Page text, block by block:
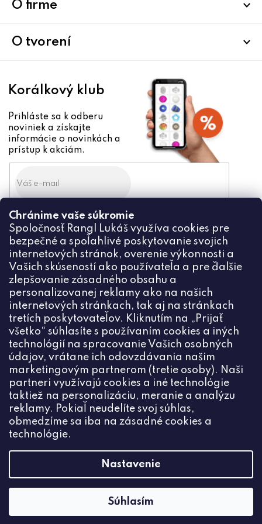
Chránime vaše súkromie
Spoločnosť Rangl Lukáš využíva cookies pre
bezpečné a spoľahlivé poskytovanie svojich
internetových stránok, overenie výkonnosti a
Vašich skúseností ako používateľa a pre ďalšie
zlepšovanie zásadného obsahu a
personalizovanej reklamy ako na našich
internetových stránkach, tak aj na stránkach
tretích poskytovateľov. Kliknutím na „Prijať
všetko“ súhlasíte s používaním cookies a iných
technológií na spracovanie Vašich osobných
údajov, vrátane ich odovzdávania našim
marketingovým partnerom (tretie osoby). Naši
partneri využívajú cookies a iné technológie
taktiež na personalizáciu, meranie a analýzu
reklamy. Pokiaľ neudelíte svoj súhlas,
obmedzíme sa iba na zásadné cookies a
technológie.
Nastavenie
Súhlasím
O firme
O tvorení
Korálkový klub
Prihláste sa k odberu
noviniek a získajte
informácie o novinkách a
prístup k akciám.
Odoslaním súhlasíte zo
spracovaním osobných údajov
PRIHLÁSIŤ
Kontakt
info @ceske-koralky.sk
+420774444191